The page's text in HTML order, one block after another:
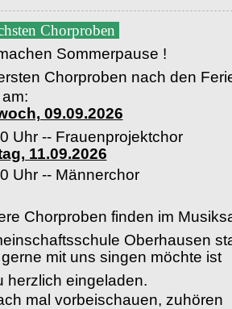
Chorproben
Sommerpause !
Chorproben nach den
09.09.2026
Uhr -- Frauenprojektchor
11.09.2026
Uhr -- Männerchor
Chorproben finden im
Oberhausen
mit uns singen möchte ist
herzlich eingeladen.
mal vorbeischauen, zuhören